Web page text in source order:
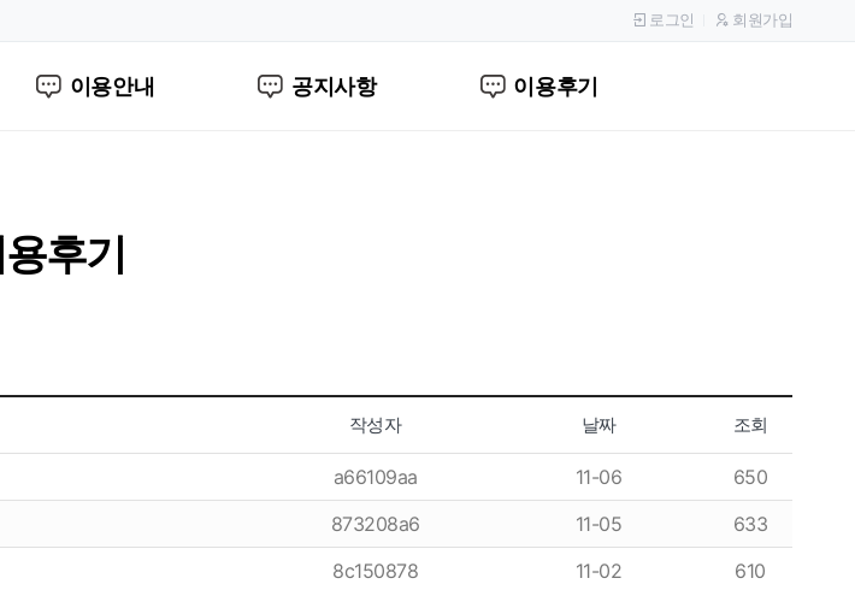
로그인 회원가입
이용안내 공지사항 이용후기
후기
작성자 날짜 조회
a66109aa 11-06
650
873208a6 11-05
633
8c150878 11-02
610